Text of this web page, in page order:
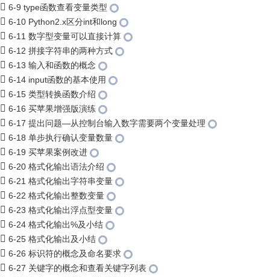
6-9 type函数查看变量类型
6-10 Python2.x区分int和long
6-11 数字型变量可以直接计算
6-12 拼接字符串的两种方式
6-13 输入和函数的概念
6-14 input函数的基本使用
6-15 类型转换函数介绍
6-16 买苹果增强版演练
6-17 提出问题—从控制台输入数字需要两个变量处理
6-18 单步执行确认变量数量
6-19 买苹果案例改进
6-20 格式化输出语法介绍
6-21 格式化输出字符串变量
6-22 格式化输出整数变量
6-23 格式化输出浮点型变量
6-24 格式化输出%及小结
6-25 格式化输出及小结
6-26 标识符的概念及命名要求
6-27 关键字的概念和查看关键字列表